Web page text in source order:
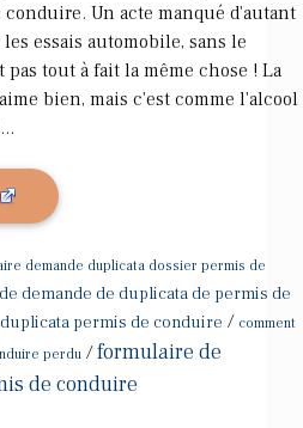
Un acte manqué d'autant
essais automobile, sans le
pas tout à fait la même chose ! La
bien, mais c'est comme l'alcool
demande duplicata dossier permis de
demande de duplicata de permis de
permis de conduire / comment
perdu /formulaire de
de conduire